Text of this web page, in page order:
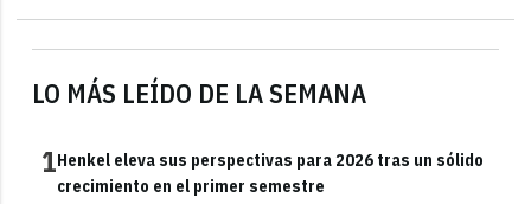
LO MÁS LEÍDO DE LA SEMANA
1Henkel eleva sus perspectivas para 2026 tras un sólido
crecimiento en el primer semestre